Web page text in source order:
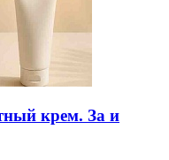
крем. За и